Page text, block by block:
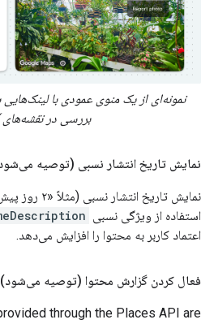
نمونه‌ای از یک منوی عمودی با
بررسی در
نمایش تاریخ انتشار نسبی (توصیه
نمایش تاریخ
استفاده از ویژگی نسبی
اعتماد کاربر به محتوا را افزایش می‌دهد.
فعال کردن گزارش محتوا (توصیه می‌شود)
through the Places API are